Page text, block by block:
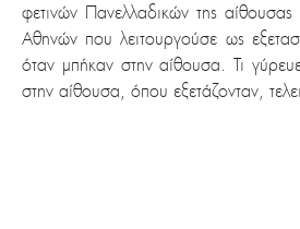
φετινών Πανελλαδικών της
Αθηνών που λειτουργούσε ως
όταν μπήκαν στην αίθουσα. Τι
στην αίθουσα, όπου εξετάζονταν,